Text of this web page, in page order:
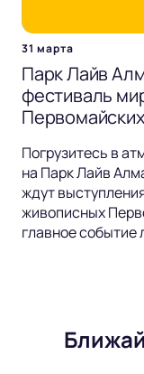
31 марта
Парк Лайв
фестиваль
Погрузитесь в
на Парк Лайв
ждут
живописных
главное событие